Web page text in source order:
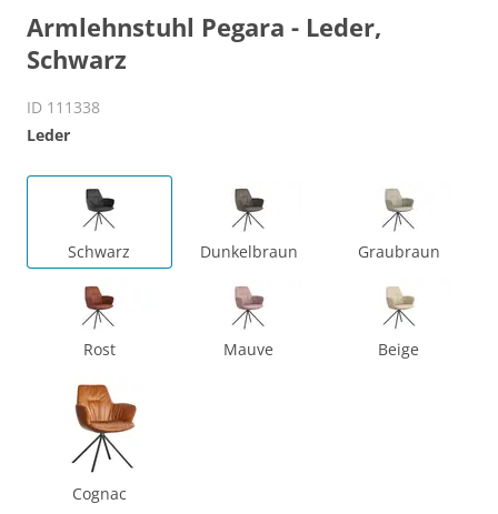
Armlehnstuhl Pegara - Leder,
Schwarz
ID 111338
Leder
Schwarz Dunkelbraun Graubraun
Rost Mauve Beige
Cognac